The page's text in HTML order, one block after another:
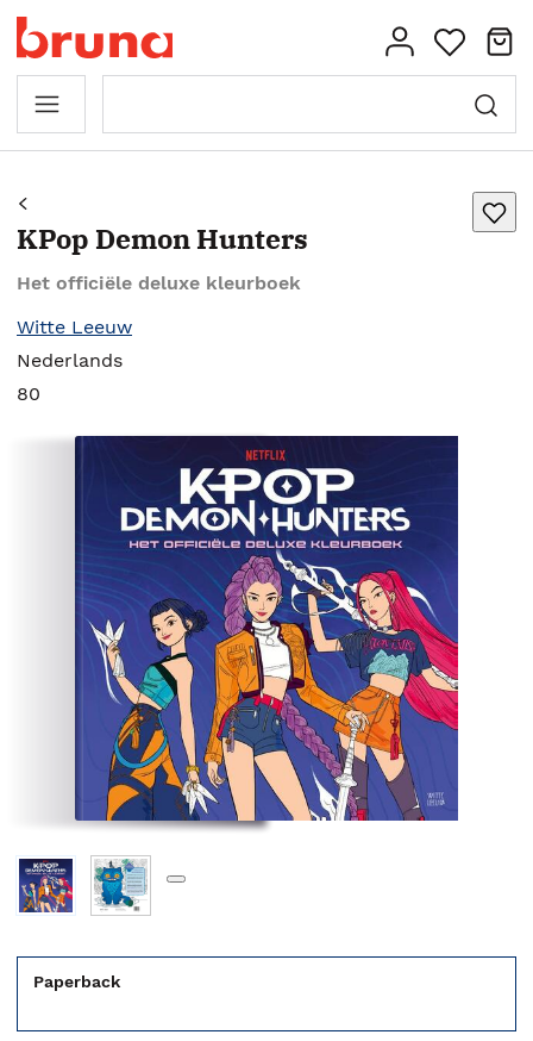
KPop Demon Hunters
Het officiële deluxe kleurboek
Witte Leeuw
Nederlands
80
Paperback